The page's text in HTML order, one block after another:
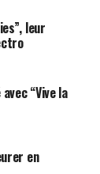
leur
“Vive la
en